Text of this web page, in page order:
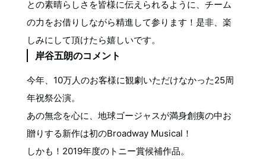
との素晴らしさを皆様に伝えられるように、チーム
の力をお借りしながら精進して参ります！是非、楽
しみにして頂けたら嬉しいです。
岸谷五朗のコメント
今年、10万人のお客様に観劇いただけなかった25周
年祝祭公演。
あの無念を心に、地球ゴージャスが満身創痍の中お
贈りする新作は初のBroadway Musical！
しかも！2019年度のトニー賞候補作品。